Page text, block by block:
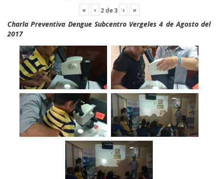
« ‹ 2de3 › »
Charla Preventiva Dengue Subcentro Vergeles 4 de Agosto del
2017